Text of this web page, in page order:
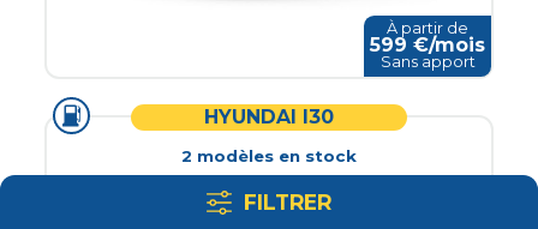
À partir de
599 €/mois
Sans apport
HYUNDAI I30
2 modèles en stock
FILTRER